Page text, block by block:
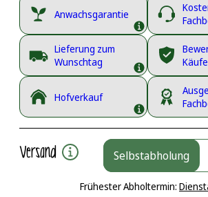
Anwachsgarantie
Lieferung zum
Wunschtag
Hofverkauf
Versand Selbstabholung
Frühester Abholtermin: